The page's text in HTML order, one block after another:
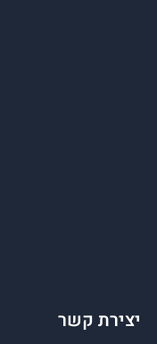
יצירת קשר